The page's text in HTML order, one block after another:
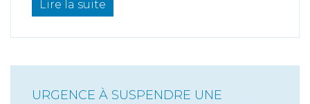
Lire la suite
URGENCE À SUSPENDRE UNE